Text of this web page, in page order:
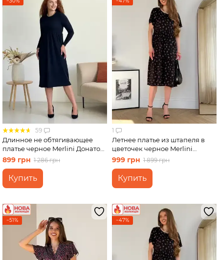
59
Длинное не обтягивающее
платье черное Merlini Донато
700001381 размер 42-44 (S-M)
899 грн 1 286 грн
Купить
1
Летнее платье из штапеля в
цветочек черное Merlini
Казерта 700001881 размер
4XL-5XL
999 грн 1 899 грн
Купить
−51% −47%